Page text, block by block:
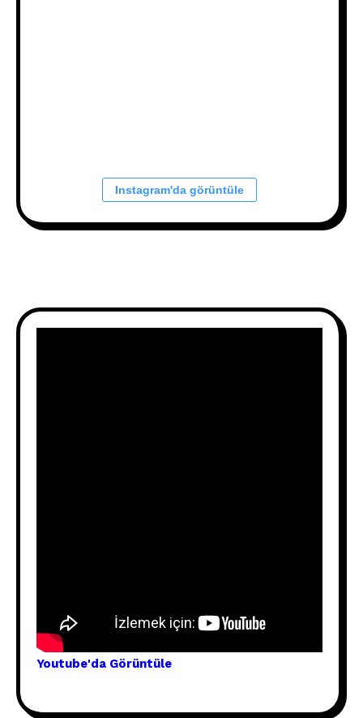
Instagram'da görüntüle
Youtube'da Görüntüle